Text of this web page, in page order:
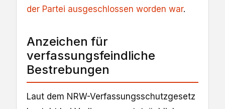
der Partei ausgeschlossen worden war.
Anzeichen für
verfassungsfeindliche
Bestrebungen
Laut dem NRW-Verfassungsschutzgesetz